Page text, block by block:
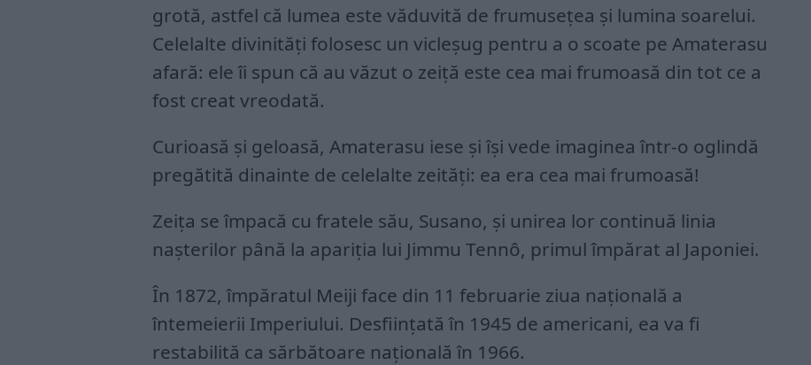
grotă, astfel că lumea este văduvită de frumusețea și lumina soarelui.
Celelalte divinități folosesc un vicleșug pentru a o scoate pe Amaterasu
afară: ele îi spun că au văzut o zeiță este cea mai frumoasă din tot ce a
fost creat vreodată.
Curioasă și geloasă, Amaterasu iese și își vede imaginea într-o oglindă
pregătită dinainte de celelalte zeități: ea era cea mai frumoasă!
Zeița se împacă cu fratele său, Susano, și unirea lor continuă linia
nașterilor până la apariția lui Jimmu Tennô, primul împărat al Japoniei.
În 1872, împăratul Meiji face din 11 februarie ziua națională a
întemeierii Imperiului. Desființată în 1945 de americani, ea va fi
restabilită ca sărbătoare națională în 1966.